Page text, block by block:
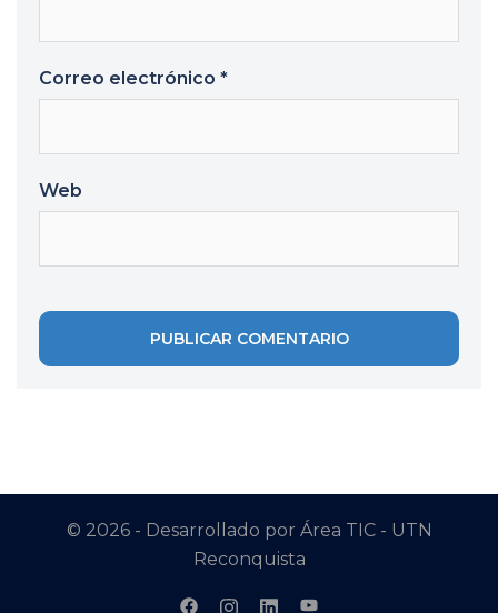
Correo electrónico *
Web
© 2026 - Desarrollado por Área TIC - UTN
Reconquista